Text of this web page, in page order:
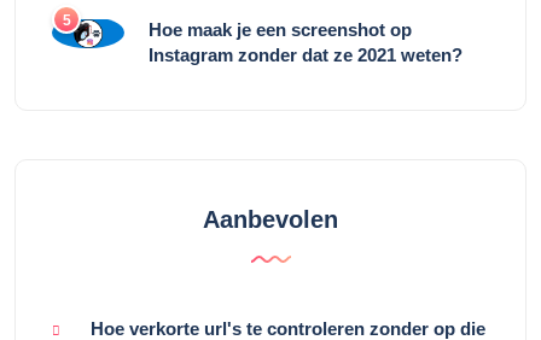
5
Hoe maak je een screenshot op
Instagram zonder dat ze 2021 weten?
Aanbevolen
Hoe verkorte url's te controleren zonder op die